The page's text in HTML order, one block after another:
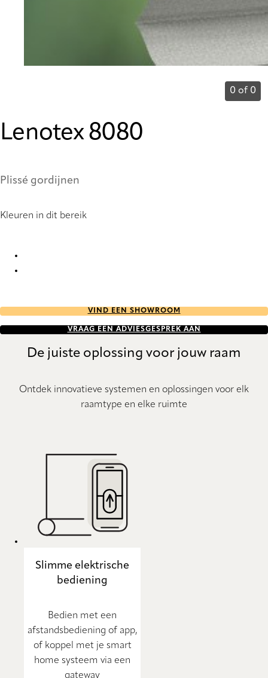
0 of 0
Lenotex 8080
Plissé gordijnen
Kleuren in dit bereik
VIND EEN SHOWROOM
VRAAG EEN ADVIESGESPREK AAN
De juiste oplossing voor jouw raam
Ontdek innovatieve systemen en oplossingen voor elk
raamtype en elke ruimte
Slimme elektrische
bediening
Bedien met een
afstandsbediening of app,
of koppel met je smart
home systeem via een
gateway